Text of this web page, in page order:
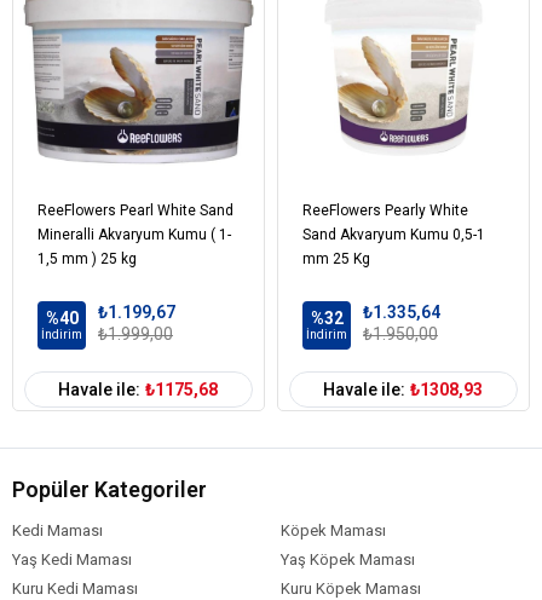
ReeFlowers Pearl White Sand
Mineralli Akvaryum Kumu ( 1-
1,5 mm ) 25 kg
%40
İndirim
₺1.199,67
₺1.999,00
Havale ile: ₺1175,68
ReeFlowers Pearly White
Sand Akvaryum Kumu 0,5-1
mm 25 Kg
%32
İndirim
₺1.335,64
₺1.950,00
Havale ile: ₺1308,93
Popüler Kategoriler
Kedi Maması
Köpek Maması
Yaş Kedi Maması
Yaş Köpek Maması
Kuru Kedi Maması
Kuru Köpek Maması